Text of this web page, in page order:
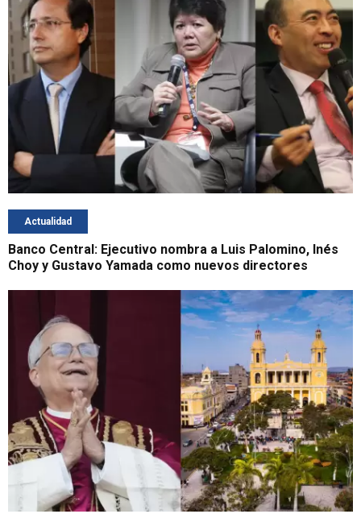
Actualidad
Banco Central: Ejecutivo nombra a Luis Palomino, Inés
Choy y Gustavo Yamada como nuevos directores